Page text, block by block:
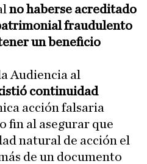
no haberse acreditado
fraudulento
un beneficio
Audiencia al
continuidad
acción falsaria
fin al asegurar que
natural de acción el
de un documento